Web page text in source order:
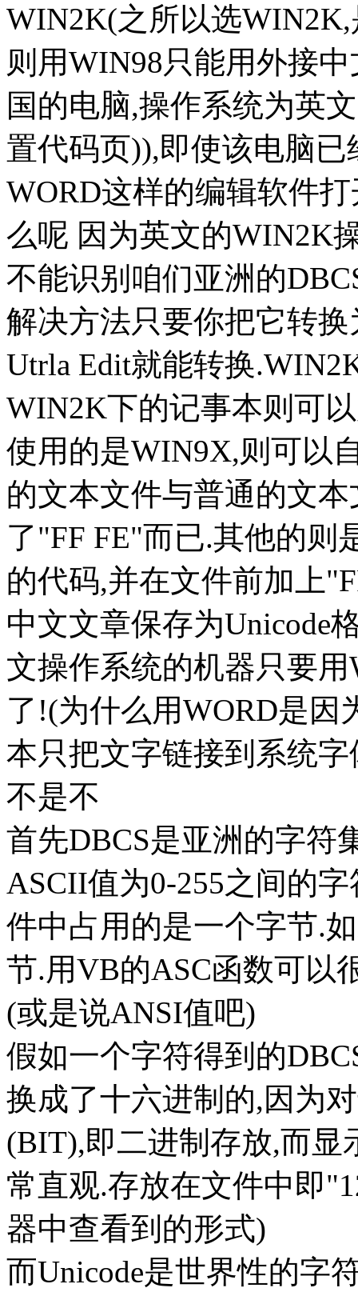
WIN2K(之所以选
则用WIN98只能用外接
国的电脑,操作系统为英
置代码页)),即使该电脑
WORD这样的编辑软件
么呢 因为英文的WIN2K
不能识别咱们亚洲的
解决方法只要你把它转
Utrla Edit就能转换
WIN2K下的记事本则可
使用的是WIN9X,则可以
的文本文件与普通的文
了"FF FE"而已.其他的则
的代码,并在文件前加上
中文文章保存为Unicode
文操作系统的机器只要
了!(为什么用WORD是因
本只把文字链接到系统
不是不
首先DBCS是亚洲的字符
ASCII值为0-255之间的
件中占用的是一个字节.
节.用VB的ASC函数可以
(或是说ANSI值吧)
假如一个字符得到的
换成了十六进制的,因为
(BIT),即二进制存放,而显
常直观.存放在文件中即
器中查看到的形式)
而Unicode是世界性的字